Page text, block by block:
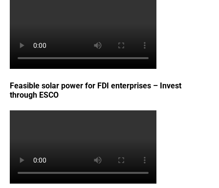
Feasible solar power for FDI enterprises – Invest
through ESCO